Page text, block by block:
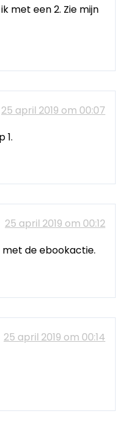
met een 2. Zie mijn
25 april 2019 om 00:07
1.
25 april 2019 om 00:12
de ebookactie.
25 april 2019 om 00:14